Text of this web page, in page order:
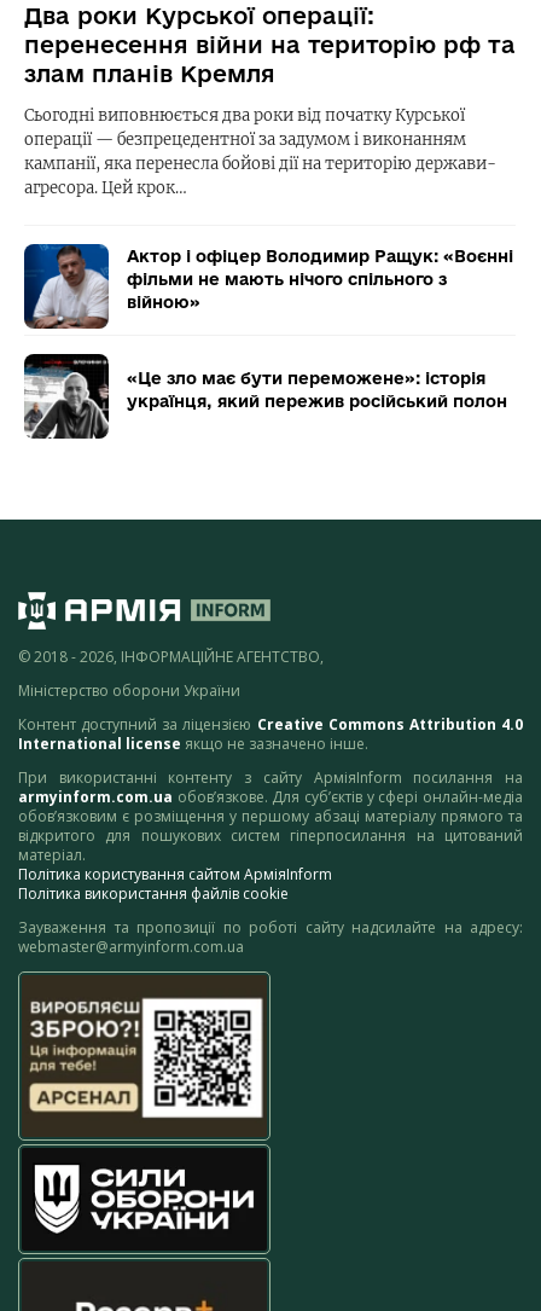
Два роки Курської операції:
перенесення війни на територію рф та
злам планів Кремля
Сьогодні виповнюється два роки від початку Курської
операції — безпрецедентної за задумом і виконанням
кампанії, яка перенесла бойові дії на територію держави-
агресора. Цей крок…
Актор і офіцер Володимир Ращук: «Воєнні
фільми не мають нічого спільного з
війною»
«Це зло має бути переможене»: історія
українця, який пережив російський полон
© 2018 - 2026, ІНФОРМАЦІЙНЕ АГЕНТСТВО,
Міністерство оборони України
Контент доступний за ліцензією Creative Commons Attribution 4.0
International license якщо не зазначено інше.
При використанні контенту з сайту АрміяInform посилання на
armyinform.com.ua обов’язкове. Для суб’єктів у сфері онлайн-медіа
обов’язковим є розміщення у першому абзаці матеріалу прямого та
відкритого для пошукових систем гіперпосилання на цитований
матеріал.
Політика користування сайтом АрміяInform
Політика використання файлів cookie
Зауваження та пропозиції по роботі сайту надсилайте на адресу:
webmaster@armyinform.com.ua